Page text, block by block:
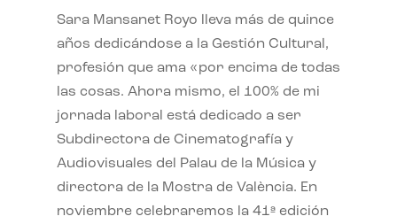
Sara Mansanet Royo lleva más de quince
años dedicándose a la Gestión Cultural,
profesión que ama «por encima de todas
las cosas. Ahora mismo, el 100% de mi
jornada laboral está dedicado a ser
Subdirectora de Cinematografía y
Audiovisuales del Palau de la Música y
directora de la Mostra de València. En
noviembre celebraremos la 41ª edición